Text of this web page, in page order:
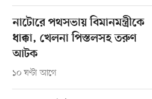
নাটোরে পথসভায় বিমানমন্ত্রীকে
ধাক্কা, খেলনা পিস্তলসহ তরুণ
আটক
১০ ঘণ্টা আগে